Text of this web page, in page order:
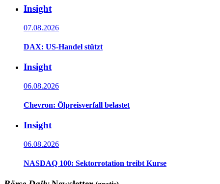
Insight
07.08.2026
DAX: US-Handel stützt
Insight
06.08.2026
Chevron: Ölpreisverfall belastet
Insight
06.08.2026
NASDAQ 100: Sektorrotation treibt Kurse